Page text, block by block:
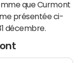
que Curmont
présentée ci-
décembre.